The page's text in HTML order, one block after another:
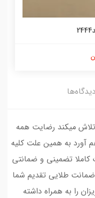
دیدگاه‌ها
تلاش میکند رضایت همه
آورد به همین علت کلیه
تضمینی و ضمانتی
ضمانت طلایی تقدیم شما
را به همراه داشته